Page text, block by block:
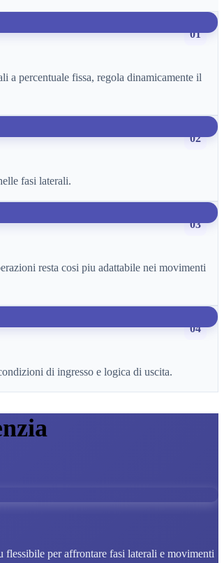
01
percentuale fissa, regola dinamicamente il
02
fasi laterali.
03
resta cosi piu adattabile nei movimenti
04
di ingresso e logica di uscita.
per affrontare fasi laterali e movimenti